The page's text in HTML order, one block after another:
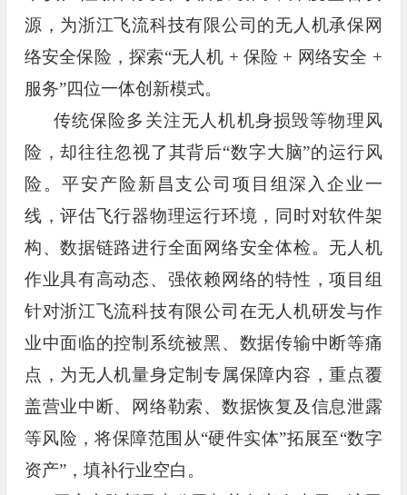
源，为浙江飞流科技有限公司的无人机承保网
络安全保险，探索“无人机 + 保险 + 网络安全 +
服务”四位一体创新模式。
传统保险多关注无人机机身损毁等物理风
险，却往往忽视了其背后“数字大脑”的运行风
险。平安产险新昌支公司项目组深入企业一
线，评估飞行器物理运行环境，同时对软件架
构、数据链路进行全面网络安全体检。无人机
作业具有高动态、强依赖网络的特性，项目组
针对浙江飞流科技有限公司在无人机研发与作
业中面临的控制系统被黑、数据传输中断等痛
点，为无人机量身定制专属保障内容，重点覆
盖营业中断、网络勒索、数据恢复及信息泄露
等风险，将保障范围从“硬件实体”拓展至“数字
资产”，填补行业空白。